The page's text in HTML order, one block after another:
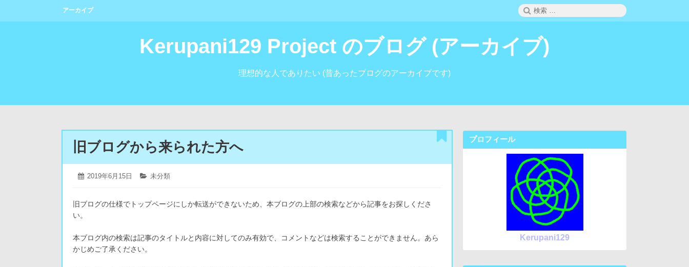
アーカイブ
検
索:
Kerupani129 Project のブログ (アーカイブ)
理想的な人でありたい (昔あったブログのアーカイブです)
旧ブログから来られた方へ
投
2019年6月15日
2019
月
18
カ
リ
未分類
旧ブログの仕様でトップページにしか転送ができないため、本ブログの上部の検索などから記事をお探しくださ
い。
本ブログ内の検索は記事のタイトルと内容に対してのみ有効で、コメントなどは検索することができません。あら
かじめご了承ください。
プロフィール
Kerupani129